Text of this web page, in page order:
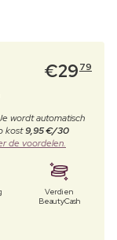
€29 79
wordt automatisch
kost9,95 €/30
de voordelen.
Verdien
BeautyCash